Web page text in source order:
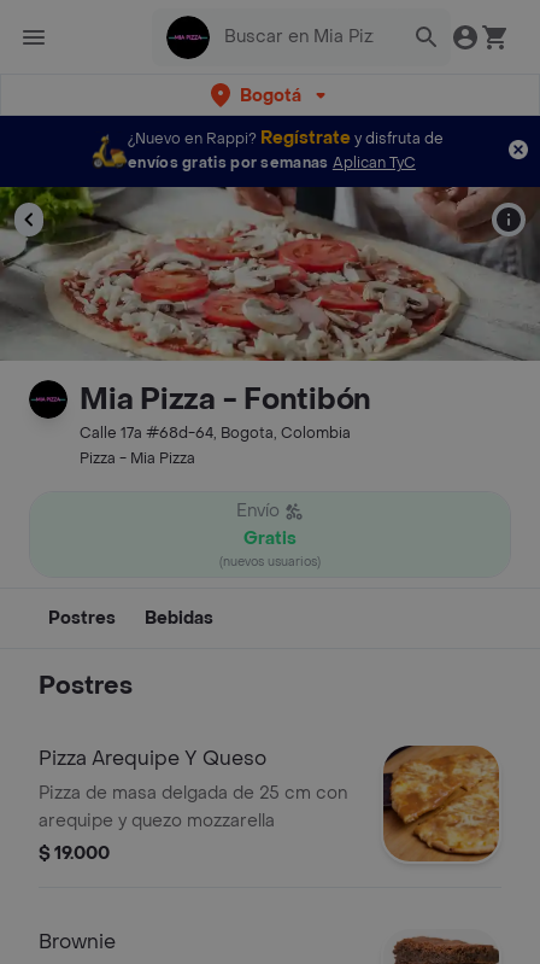
Bogotá
¿Nuevo en Rappi? Regístratey disfruta de
envíos gratis por semanas Aplican TyC
Mia Pizza - Fontibón
Calle 17a #68d-64, Bogota, Colombia
Pizza - Mia Pizza
Envío
Gratis
(nuevos usuarios)
Postres Bebidas
Postres
Pizza Arequipe Y Queso
Pizza de masa delgada de 25 cm con
arequipe y quezo mozzarella
$ 19.000
Brownie